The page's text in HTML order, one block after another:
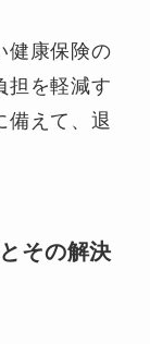
健康保険の
担を軽減す
備えて、退
その解決